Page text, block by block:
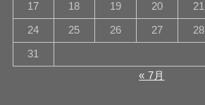
17 18 19 20 21
24 25 26 27 28
31
« 7月